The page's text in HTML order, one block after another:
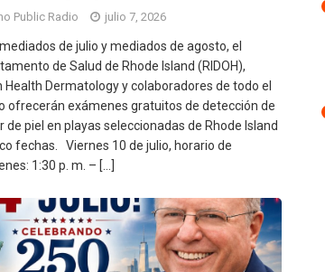
Public Radio julio 7, 2026
de julio y mediados de agosto, el
de Salud de Rhode Island (RIDOH),
Health Dermatology y colaboradores de todo el
ofrecerán exámenes gratuitos de detección de
de piel en playas seleccionadas de Rhode Island
fechas. Viernes 10 de julio, horario de
1:30 p. m. – […]